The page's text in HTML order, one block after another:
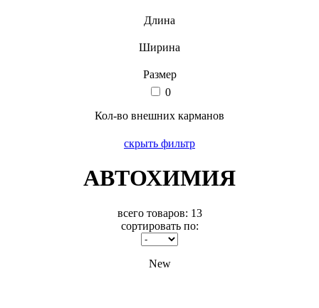
Длина
Ширина
Размер
0
Кол-во внешних карманов
скрыть фильтр
АВТОХИМИЯ
всего товаров: 13
сортировать по:
New